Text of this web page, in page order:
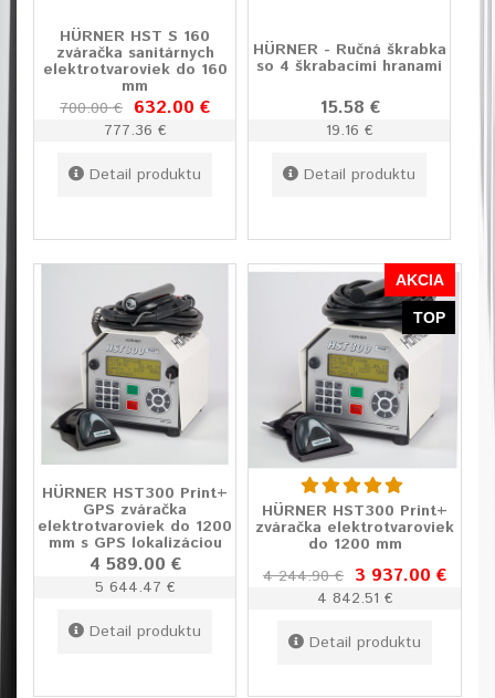
HÜRNER HST S 160
zváračka sanitárnych
elektrotvaroviek do 160
mm
700.00 € 632.00 €
777.36 €
Detail produktu
HÜRNER - Ručná škrabka
so 4 škrabacími hranami
15.58 €
19.16 €
Detail produktu
HÜRNER HST300 Print+
GPS zváračka
elektrotvaroviek do 1200
mm s GPS lokalizáciou
4 589.00 €
5 644.47 €
Detail produktu
AKCIA
TOP
HÜRNER HST300 Print+
zváračka elektrotvaroviek
do 1200 mm
4 244.90 € 3 937.00 €
4 842.51 €
Detail produktu